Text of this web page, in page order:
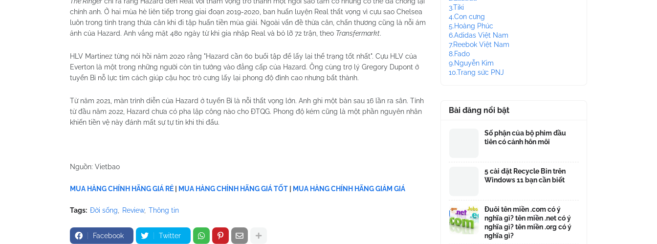
chính anh. Ở hai mùa hè liên tiếp trong giai đoạn 2019-2020, ban huấn luyện Real thất vọng vì cựu sao Chelsea
luôn trong tình trạng thừa cân khi đi tập huấn tiền mùa giải. Ngoài vấn đề thừa cân, chấn thương cũng là nỗi ám
ảnh của Hazard. Anh vắng mặt 480 ngày từ khi gia nhập Real và bỏ lỡ 72 trận, theo Transfermarkt.
HLV Martinez từng nói hồi năm 2020 rằng "Hazard cần 60 buổi tập để lấy lại thể trạng tốt nhất". Cựu HLV của
Everton là một trong những người còn tin tưởng vào đẳng cấp của Hazard. Ông cùng trợ lý Gregory Dupont ở
tuyển Bỉ nỗ lực tìm cách giúp cậu học trò cưng lấy lại phong độ đỉnh cao nhưng bất thành.
Từ năm 2021, màn trình diễn của Hazard ở tuyển Bỉ là nỗi thất vọng lớn. Anh ghi một bàn sau 16 lần ra sân. Tính
từ đầu năm 2022, Hazard chưa có pha lập công nào cho ĐTQG. Phong độ kém cũng là một phần nguyên nhân
khiến tiền vệ này đánh mất sự tự tin khi thi đấu.
Nguồn: Vietbao
MUA HÀNG CHÍNH HÃNG GIÁ RẺ MUA HÀNG CHÍNH HÃNG GIÁ TỐT MUA HÀNG CHÍNH HÃNG GIẢM GIÁ
Tags: Đời sống Review Thông tin
Facebook Twitter
3.Tiki
4.Con cưng
5.Hoàng Phúc
6.Adidas Việt Nam
7.Reebok Việt Nam
8.Fado
9.Nguyễn Kim
10.Trang sức PNJ
Bài đăng nổi bật
Số phận của bộ phim đầu
tiên có cảnh hôn môi
5 cài đặt Recycle Bin trên
Windows 11 bạn cần biết
Đuôi tên miền .com có ý
nghĩa gì? tên miền .net có ý
nghĩa gì? tên miền .org có ý
nghĩa gì?